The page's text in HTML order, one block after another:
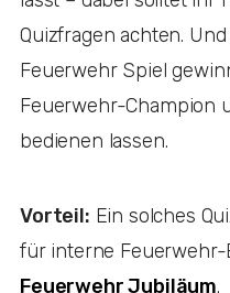
Quizfragen achten.
Feuerwehr Spiel
Feuerwehr-Champion
bedienen lassen.
Vorteil: Ein solches
für interne Feuerwehr-
Feuerwehr Jubiläum.